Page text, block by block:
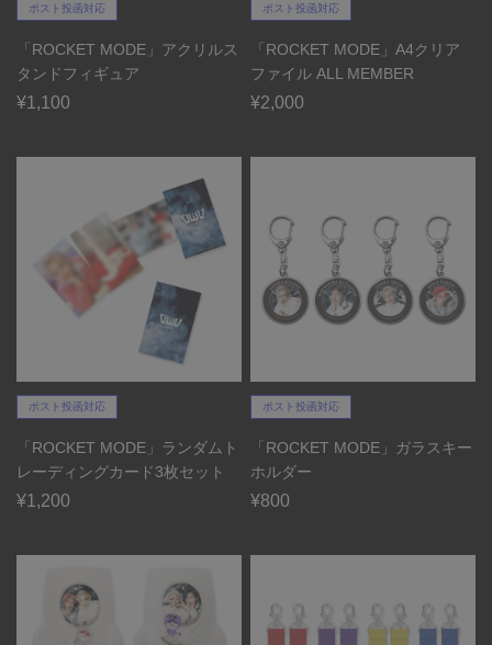
ポスト投函対応
「ROCKET MODE」アクリルス
タンドフィギュア
¥1,100
ポスト投函対応
「ROCKET MODE」A4クリア
ファイル ALL MEMBER
¥2,000
ポスト投函対応
「ROCKET MODE」ランダムト
レーディングカード3枚セット
¥1,200
ポスト投函対応
「ROCKET MODE」ガラスキー
ホルダー
¥800